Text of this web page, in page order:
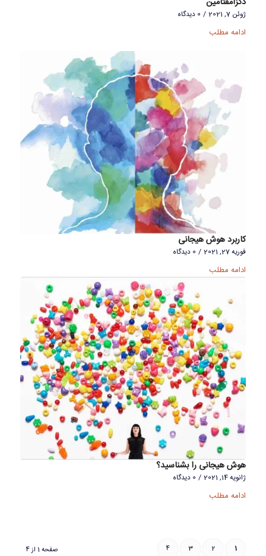
ژوئن 7, 2021 / 0 دیدگاه
ادامه مطلب
کاربرد هوش هیجانی
فوریه 27, 2021 / 0 دیدگاه
ادامه مطلب
هوش هیجانی را بشناسید؟
ژانویه 14, 2021 / 0 دیدگاه
ادامه مطلب
صفحه 1 از 4 1
2
3
4